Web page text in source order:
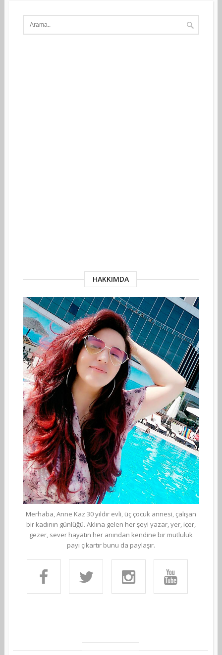
HAKKIMDA
Merhaba, Anne Kaz 30 yıldır evli, üç çocuk annesi, çalışan
bir kadının günlüğü. Aklına gelen her şeyi yazar, yer, içer,
gezer, sever hayatın her anından kendine bir mutluluk
payı çıkartır bunu da paylaşır.